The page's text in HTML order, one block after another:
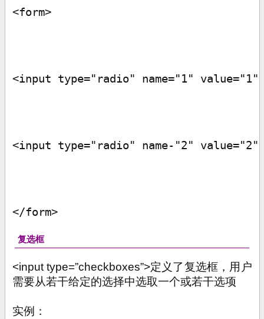
<form>
<input type="radio" name="1"
<input type="radio" name-"2" value="2"
</form>
复选框
<input type=”checkboxes”>定义了复选框，用户
需要从若干给定的选择中选取一个或若干选项
实例：